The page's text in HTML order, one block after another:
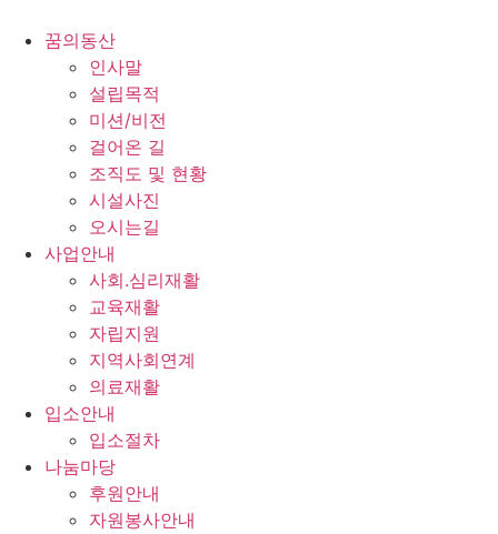
꿈의동산
인사말
설립목적
미션/비전
걸어온 길
조직도 및 현황
시설사진
오시는길
사업안내
사회.심리재활
교육재활
자립지원
지역사회연계
의료재활
입소안내
입소절차
나눔마당
후원안내
자원봉사안내